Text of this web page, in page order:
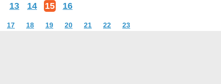
13
14 15 16
17 18 19 20 21 22 23